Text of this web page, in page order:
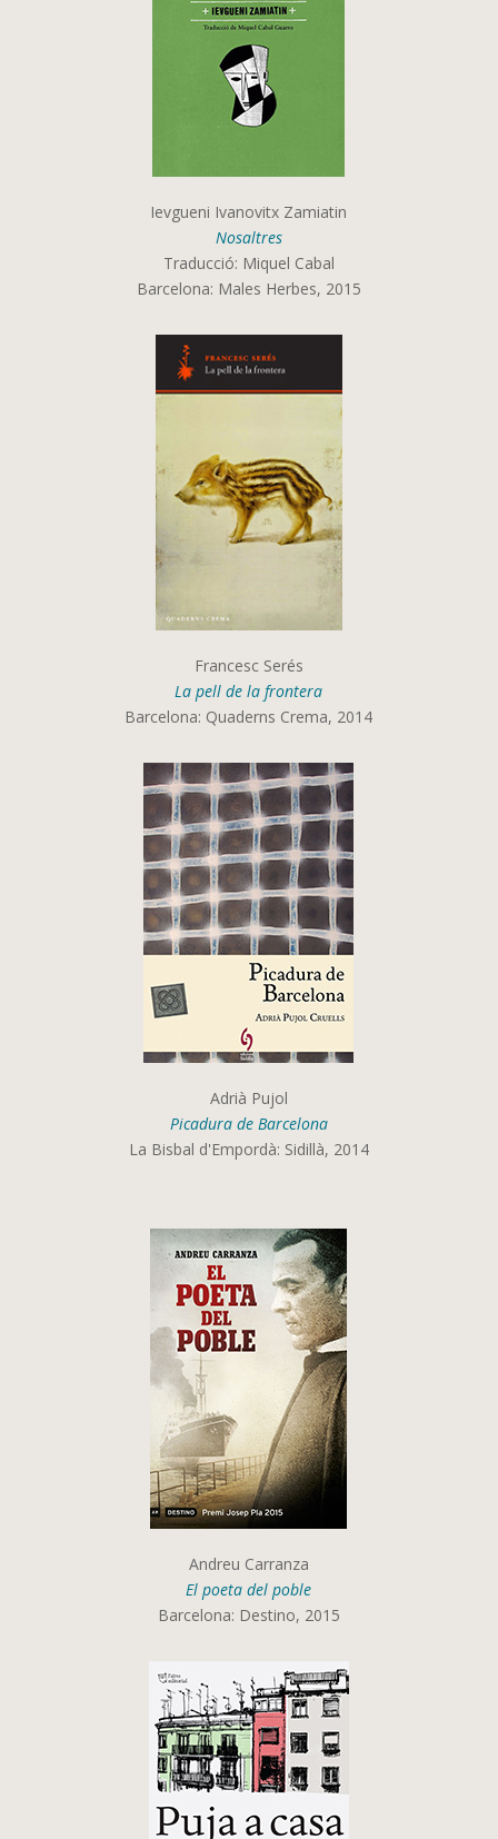
Ievgueni Ivanovitx Zamiatin
Nosaltres
Traducció: Miquel Cabal
Barcelona: Males Herbes, 2015
Francesc Serés
La pell de la frontera
Barcelona: Quaderns Crema, 2014
Adrià Pujol
Picadura de Barcelona
La Bisbal d'Empordà: Sidillà, 2014
Andreu Carranza
El poeta del poble
Barcelona: Destino, 2015